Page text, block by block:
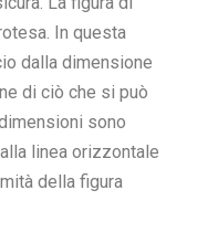
In questa
dalla dimensione
di ciò che si può
sono
linea orizzontale
della figura